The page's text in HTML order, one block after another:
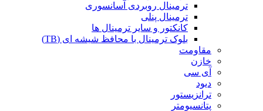
ترمینال روبردی آسانسوری
ترمینال پنلی
کانکتور و سایر ترمینال ها
بلوک ترمینال با محافظ شیشه ای (TB)
مقاومت
خازن
آی سی
دیود
ترانزیستور
پتانسیومتر